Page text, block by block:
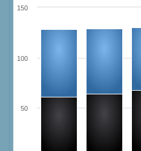
50
100
150